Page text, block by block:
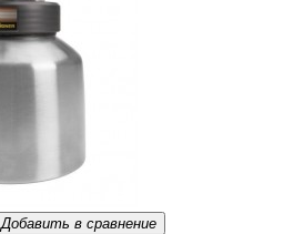
Добавить в сравнение